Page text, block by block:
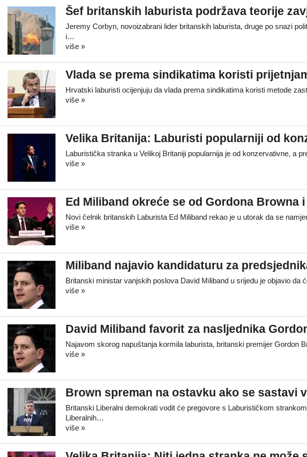
Šef britanskih laburista podržava teorije
Jeremy Corbyn, novoizabrani lider britanskih laburista, druge po snazi
i…
više »
Vlada se prema sindikatima koristi
Hrvatski laburisti ocijenjuju da vlada prema sindikatima koristi metode
više »
Velika Britanija: Laburisti popularniji od
Laburistička stranka u Velikoj Britaniji popularnija je od konzervativne, a
više »
Ed Miliband okreće se od Gordona Browna
Novi čelnik britanskih Laburista Ed Miliband rekao je u utorak da se
više »
Miliband najavio kandidaturu za
Britanski ministar vanjskih poslova David Miliband u srijedu je objavio
više »
David Miliband favorit za nasljednika
Najavom skorog napuštanja kormila laburista, britanski premijer Gordon
više »
Brown spreman na ostavku ako se sastavi
Britanski Liberalni demokrati vodit će pregovore s Laburističkom
Liberalnih…
više »